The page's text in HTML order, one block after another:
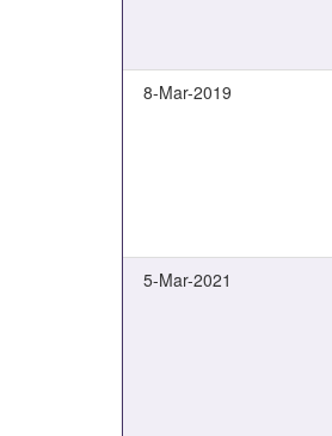
8-Mar-2019
5-Mar-2021